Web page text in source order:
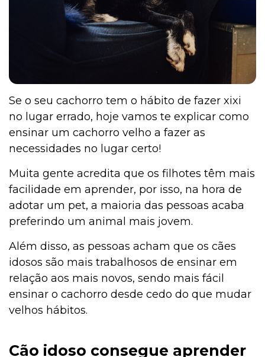
Saúde
Se o seu cachorro tem o hábito de fazer xixi
no lugar errado, hoje vamos te explicar como
ensinar um cachorro velho a fazer as
necessidades no lugar certo!
Muita gente acredita que os filhotes têm mais
facilidade em aprender, por isso, na hora de
adotar um pet, a maioria das pessoas acaba
preferindo um animal mais jovem.
Além disso, as pessoas acham que os cães
idosos são mais trabalhosos de ensinar em
relação aos mais novos, sendo mais fácil
ensinar o cachorro desde cedo do que mudar
velhos hábitos.
Cão idoso consegue aprender